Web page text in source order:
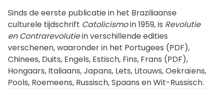
Sinds de eerste publicatie in het Braziliaanse
culturele tijdschrift Catolicismoin 1959, is Revolutie
en Contrarevolutieinverschillende edities
verschenen, waaronder in het Portugees (PDF),
Chinees, Duits, Engels, Estisch, Fins, Frans (PDF),
Hongaars, Italiaans,Japans, Lets, Litouws,Oekraïens,
Pools, Roemeens, Russisch,Spaans enWit-Russisch.